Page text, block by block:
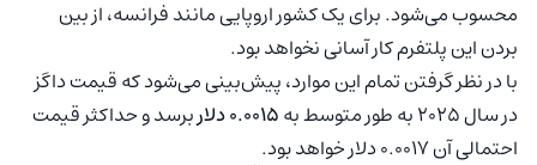
محسوب می‌شود. برای یک کشور اروپایی مانند فرانسه، از بین
بردن این پلتفرم کار آسانی نخواهد بود.
با در نظر گرفتن تمام این موارد، پیش‌بینی می‌شود که قیمت داگز
در سال 2025 به طور متوسط به
0.0015 دلار
برسد و حداکثر قیمت
احتمالی آن 0.0017 دلار خواهد بود.